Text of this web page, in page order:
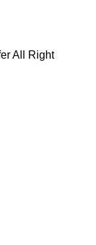
All Right